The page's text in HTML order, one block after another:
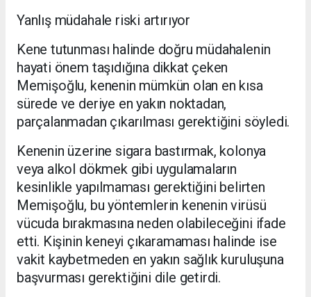
Yanlış müdahale riski artırıyor
Kene tutunması halinde doğru müdahalenin
hayati önem taşıdığına dikkat çeken
Memişoğlu, kenenin mümkün olan en kısa
sürede ve deriye en yakın noktadan,
parçalanmadan çıkarılması gerektiğini söyledi.
Kenenin üzerine sigara bastırmak, kolonya
veya alkol dökmek gibi uygulamaların
kesinlikle yapılmaması gerektiğini belirten
Memişoğlu, bu yöntemlerin kenenin virüsü
vücuda bırakmasına neden olabileceğini ifade
etti. Kişinin keneyi çıkaramaması halinde ise
vakit kaybetmeden en yakın sağlık kuruluşuna
başvurması gerektiğini dile getirdi.